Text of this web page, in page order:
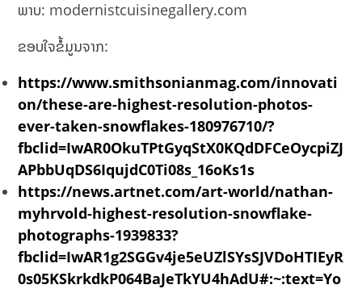
ພາບ: modernistcuisinegallery.com
ຂອບໃຈຂໍ້ມູນຈາກ:
https://www.smithsonianmag.com/innovati
on/these-are-highest-resolution-photos-
ever-taken-snowflakes-180976710/?
fbclid=IwAR0OkuTPtGyqStX0KQdDFCeOycpiZJ
APbbUqDS6IqujdC0Ti08s_16oKs1s
https://news.artnet.com/art-world/nathan-
myhrvold-highest-resolution-snowflake-
photographs-1939833?
fbclid=IwAR1g2SGGv4je5eUZlSYsSJVDoHTIEyR
0s05KSkrkdkP064BaJeTkYU4hAdU#:~:text=Yo